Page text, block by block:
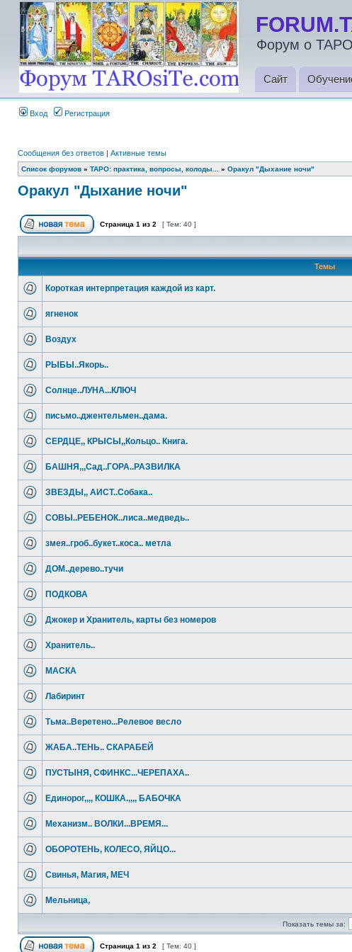
Форум о
Сайт
Вход Регистрация
Сообщения без ответов | Активные темы
Список форумов » ТАРО: практика, вопросы, колоды... » Оракул "Дыхание ночи"
Оракул "Дыхание ночи"
Страница 1 из 2 [ Тем: 40 ]
Темы
Короткая интерпретация каждой из карт.
ягненок
Воздух
РЫБЫ..Якорь..
Солнце..ЛУНА...КЛЮЧ
письмо..джентельмен..дама.
СЕРДЦЕ,, КРЫСЫ,,Кольцо.. Книга.
БАШНЯ,,,Сад..ГОРА..РАЗВИЛКА
ЗВЕЗДЫ,, АИСТ..Собака..
СОВЫ..РЕБЕНОК..лиса..медведь..
змея..гроб..букет..коса.. метла
ДОМ..дерево..тучи
ПОДКОВА
Джокер и Хранитель, карты без номеров
Хранитель..
МАСКА
Лабиринт
Тьма..Веретено...Релевое весло
ЖАБА..ТЕНЬ.. СКАРАБЕЙ
ПУСТЫНЯ, СФИНКС...ЧЕРЕПАХА..
Единорог,,,, КОШКА.,,,, БАБОЧКА
Механизм.. ВОЛКИ...ВРЕМЯ...
ОБОРОТЕНЬ, КОЛЕСО, ЯЙЦО...
Свинья, Магия, МЕЧ
Мельница,
Показать темы за:
Страница 1 из 2 [ Тем: 40 ]